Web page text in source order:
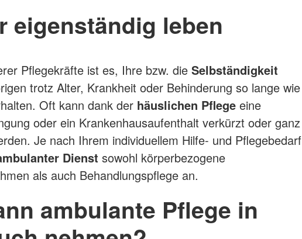
eigenständig leben
Pflegekräfte ist es, Ihre bzw. die Selbständigkeit
trotz Alter, Krankheit oder Behinderung so lange wie
Oft kann dank der häuslichen Pflege eine
oder ein Krankenhausaufenthalt verkürzt oder ganz
Je nach Ihrem individuellem Hilfe- und Pflegebedarf
Dienst sowohl körperbezogene
als auch Behandlungspflege an.
ambulante Pflege in